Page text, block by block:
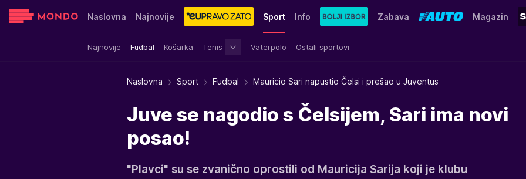
Naslovna Najnovije Sport
Najnovije Fudbal Košarka Tenis Vaterpolo Ostali sportovi
Info Zabava Magazin
Sensa Stvar ukusa Yumama
Naslovna Sport Fudbal Mauricio Sari napustio Čelsi i prešao u Juventus
Juve se nagodio s Čelsijem, Sari ima novi
posao!
"Plavci" su se zvanično oprostili od Mauricija Sarija koji je klubu